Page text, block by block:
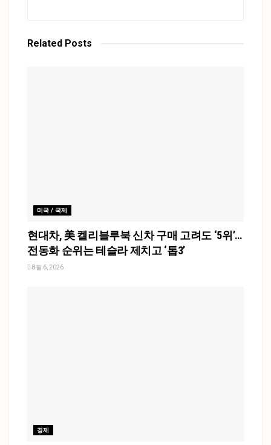
Related Posts
미국 / 국제
현대차, 美 켈리블루북 신차 구매 고려도 ‘5위’…
전동화 순위는 테슬라 제치고 ‘톱3’
8월 6, 2026
경제